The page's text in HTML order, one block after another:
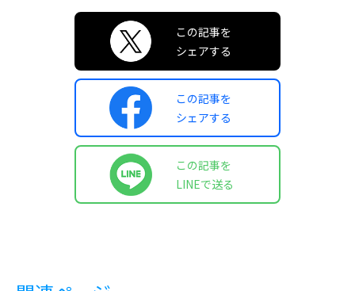
この記事を
シェアする
この記事を
シェアする
この記事を
LINEで送る